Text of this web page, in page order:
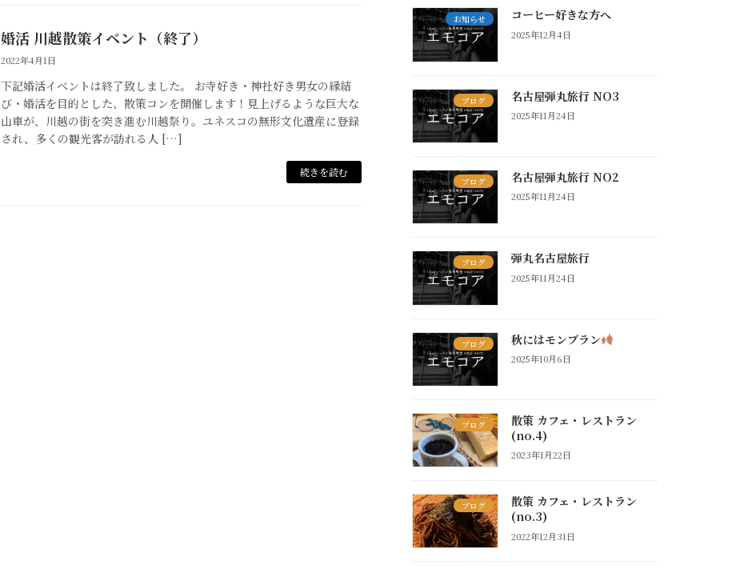
婚活 川越散策イベント（終了）
2022年4月1日
下記婚活イベントは終了致しました。 お寺好き・神社好き男女の縁結
び・婚活を目的とした、散策コンを開催します！見上げるような巨大な
山車が、川越の街を突き進む川越祭り。ユネスコの無形文化遺産に登録
され、多くの観光客が訪れる人 […]
続きを読む
お知らせ コーヒー好きな方へ
2025年12月4日
ブログ 名古屋弾丸旅行 NO3
2025年11月24日
ブログ 名古屋弾丸旅行 NO2
2025年11月24日
ブログ 弾丸名古屋旅行
2025年11月24日
ブログ 秋にはモンブラン
2025年10月6日
ブログ
散策 カフェ・レストラン
(no.4)
2023年1月22日
ブログ
散策 カフェ・レストラン
(no.3)
2022年12月31日